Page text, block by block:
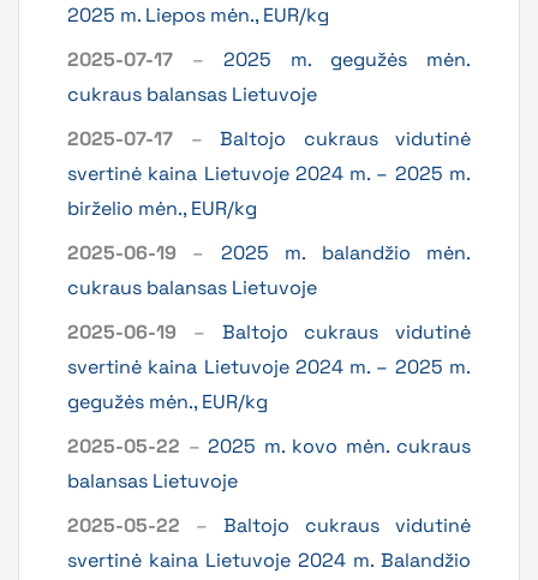
2025 m. Liepos mėn., EUR/kg
2025-07-17 – 2025 m. gegužės mėn.
cukraus balansas Lietuvoje
2025-07-17 – Baltojo cukraus vidutinė
svertinė kaina Lietuvoje 2024 m. – 2025 m.
birželio mėn., EUR/kg
2025-06-19 – 2025 m. balandžio mėn.
cukraus balansas Lietuvoje
2025-06-19 – Baltojo cukraus vidutinė
svertinė kaina Lietuvoje 2024 m. – 2025 m.
gegužės mėn., EUR/kg
2025-05-22 – 2025 m. kovo mėn. cukraus
balansas Lietuvoje
2025-05-22 – Baltojo cukraus vidutinė
svertinė kaina Lietuvoje 2024 m. Balandžio